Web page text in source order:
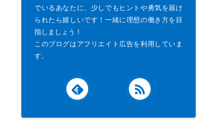
でいるあなたに、少しでもヒントや勇気を届け
られたら嬉しいです！一緒に理想の働き方を目
指しましょう！
このブログはアフリエイト広告を利用していま
す。